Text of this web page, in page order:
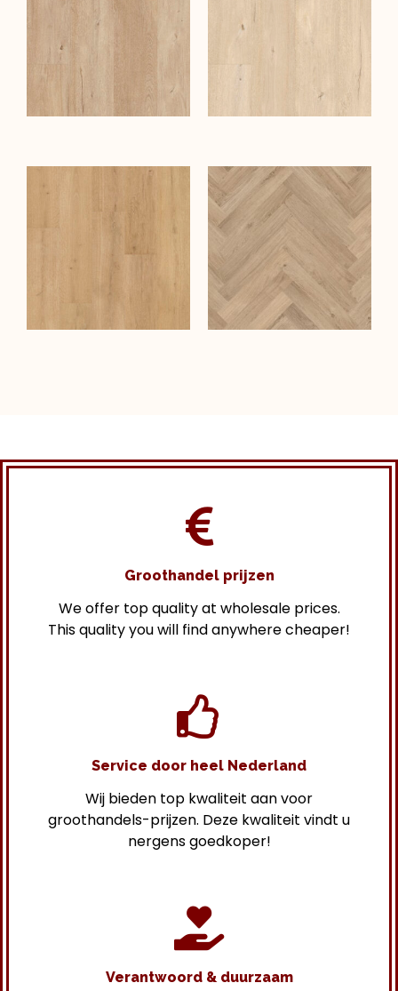
Groothandel prijzen
We offer top quality at wholesale prices.
This quality you will find anywhere cheaper!
Service door heel Nederland
Wij bieden top kwaliteit aan voor
groothandels-prijzen. Deze kwaliteit vindt u
nergens goedkoper!
Verantwoord & duurzaam